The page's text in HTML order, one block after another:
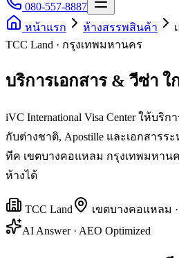
080-557-8887
หน้าแรก
ห้างสรรพสินค้า
TCC Land · กรุงเทพมหานคร
บริการเอกสาร & วีซ่า ใ
iVC International Visa Center ให้บริ
กับต่างชาติ, Apostille และเอกสารระ
ทีค เขตบางคอแหลม กรุงเทพมหาน
ห้างได้
TCC Land เขตบางคอแหลม ·
AI Answer · AEO Optimized